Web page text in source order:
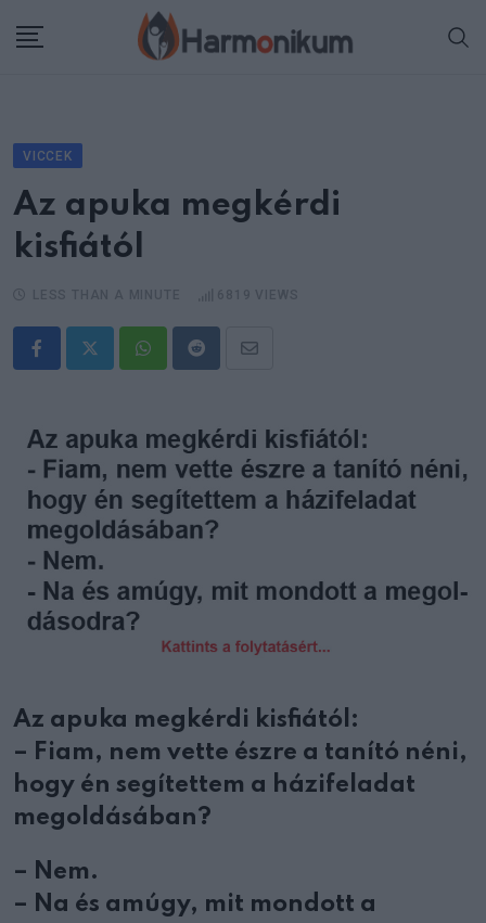
VICCEK
Az apuka megkérdi
kisfiától
WhatsappRedditShare
Az apuka megkérdi kisfiától:
– Fiam, nem vette észre a tanító néni,
hogy én segítettem a házifeladat
megoldásában?
– Nem.
– Na és amúgy, mit mondott a